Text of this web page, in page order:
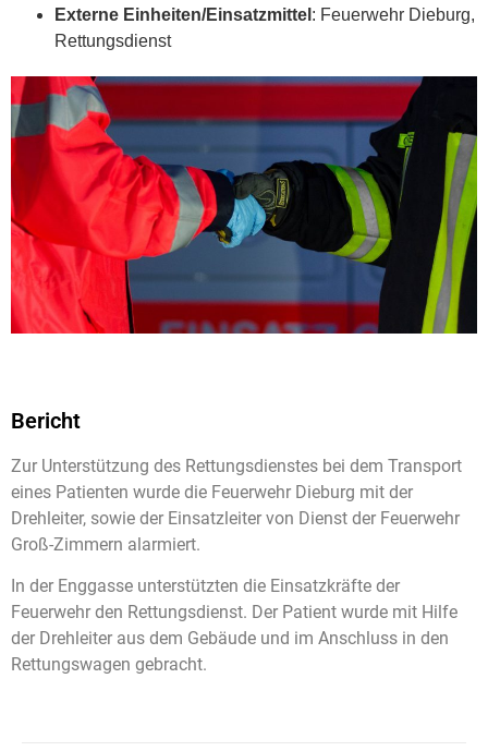
Externe Einheiten/Einsatzmittel : Feuerwehr Dieburg,
Rettungsdienst
Bericht
Zur Unterstützung des Rettungsdienstes bei dem Transport
eines Patienten wurde die Feuerwehr Dieburg mit der
Drehleiter, sowie der Einsatzleiter von Dienst der Feuerwehr
Groß-Zimmern alarmiert.
In der Enggasse unterstützten die Einsatzkräfte der
Feuerwehr den Rettungsdienst. Der Patient wurde mit Hilfe
der Drehleiter aus dem Gebäude und im Anschluss in den
Rettungswagen gebracht.